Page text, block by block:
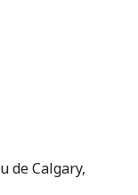
de Calgary,